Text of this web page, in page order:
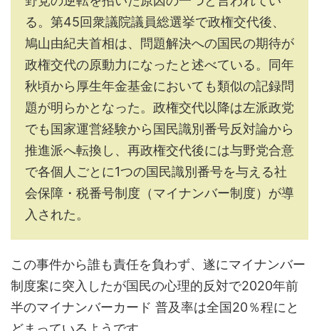
る。第45回衆議院議員総選挙で政権交代後、
鳩山由紀夫首相は、問題解決への国民の期待が
政権交代の原動力になったと述べている。同年
秋頃から厚生年金基金においても類似の記録問
題が明らかとなった。政権交代以降は左派政党
でも国家運営経験から国民識別番号反対論から
推進派へ転換し、再政権交代後には与野党合意
で各個人ごとに1つの国民識別番号を与える社
会保障・税番号制度（マイナンバー制度）が導
入された。
この事件から誰も責任を負わず、遂にマイナンバー
制度案に突入したが国民の心理的反対で2020年前
半のマイナンバーカード 普及率は全国20％程にと